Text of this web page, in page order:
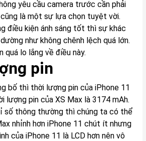
yêu cầu camera trước cần phải
là một sự lựa chọn tuyệt vời.
điều kiện ánh sáng tốt thì sự khác
như không chênh lệch quá lớn.
quá lo lắng về điều này.
pin
bố thì thời lượng pin của iPhone 11
lượng pin của XS Max là 3174 mAh.
số thông thường thì chúng ta có thể
nhỉnh hơn iPhone 11 chút ít nhưng
của iPhone 11 là LCD hơn nên vô